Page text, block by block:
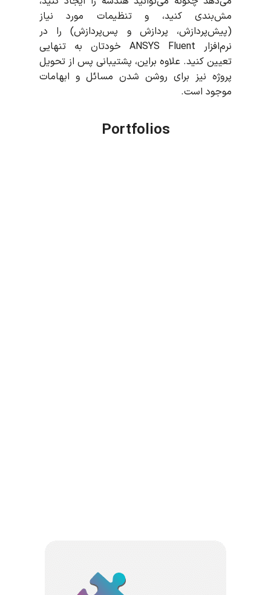
مش‌بندی کنید، و تنظیمات مورد نیاز
(پیش‌پردازش، پردازش و پس‌پردازش) را در
نرم‌افزار ANSYS Fluent خودتان به تنهایی
تعیین کنید. علاوه براین، پشتیبانی پس از تحویل
پروژه نیز برای روشن شدن مسائل و ابهامات
موجود است.
Portfolios
سفارش پروژه